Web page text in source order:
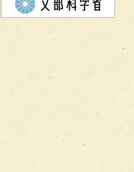
める周術期リハビリテーションチー
ビリテーションコンサルテーション
育支援チーム】
する緩和ケアチーム】